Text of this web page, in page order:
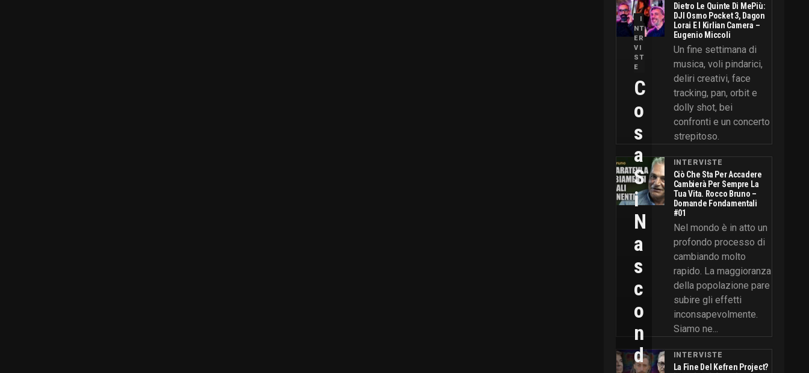
Dietro Le Quinte Di MePiù:
DJI Osmo Pocket 3, Dagon
Lorai E I Kirlian Camera –
Eugenio Miccoli
Un fine settimana di
musica, voli pindarici,
deliri creativi, face
tracking, pan, orbit e
dolly shot, bei
confronti e un concerto
strepitoso.
INTERVISTE
Ciò Che Sta Per Accadere
Cambierà Per Sempre La
Tua Vita. Rocco Bruno –
Domande Fondamentali
#01
Nel mondo è in atto un
profondo processo di
cambiando molto
rapido. La maggioranza
della popolazione pare
subire gli effetti
inconsapevolmente.
Siamo ne...
INTERVISTE
La Fine Del Kefren Project?
I
NT
ER
VI
ST
E
C
O
S
A
S
I
N
A
S
C
O
N
D